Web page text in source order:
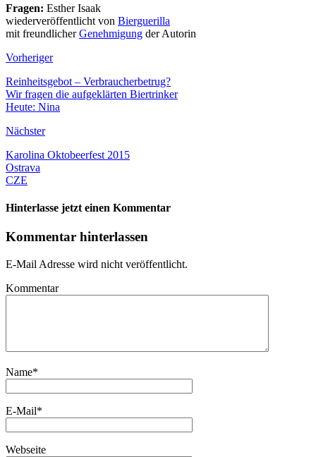
Fragen: Esther Isaak
wiederveröffentlicht von Bierguerilla
mit freundlicherGenehmigung der Autorin
Vorheriger
Reinheitsgebot – Verbraucherbetrug?
Wir fragen die aufgeklärten Biertrinker
Heute: Nina
Nächster
Karolina Oktobeerfest 2015
Ostrava
CZE
Hinterlasse jetzt einen Kommentar
Kommentar hinterlassen
E-Mail Adresse wird nicht veröffentlicht.
Kommentar
Name*
E-Mail*
Webseite